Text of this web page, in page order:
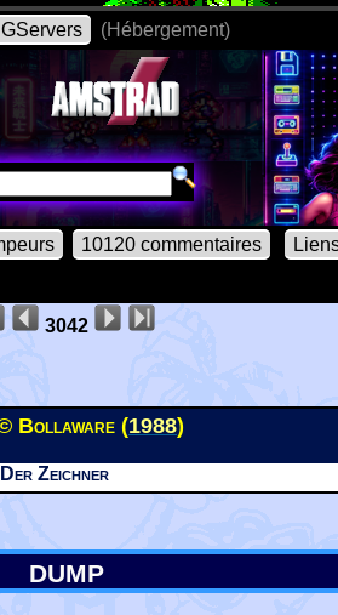
(Hébergement)
10120 commentaires
3042
Bollaware (1988)
Der Zeichner
DUMP